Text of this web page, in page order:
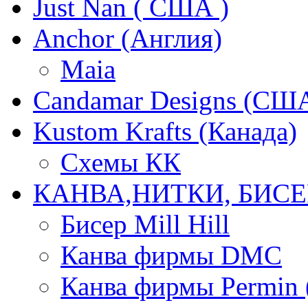
Just Nan ( США )
Anchor (Англия)
Maia
Candamar Designs
Kustom Krafts (Канада)
Схемы КК
КАНВА,НИТКИ,
Бисер Mill Hill
Канва фирмы DMC
Канва фирмы Permin